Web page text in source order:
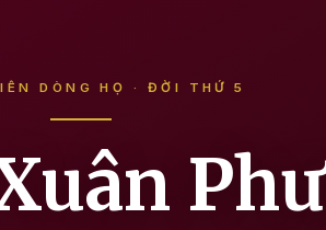
DÒNG HỌ · ĐỜI THỨ 5